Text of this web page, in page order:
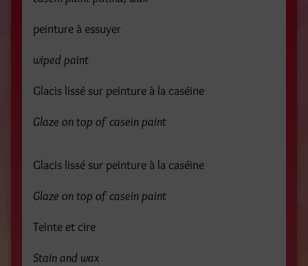
peinture à essuyer
wiped paint
Glacis lissé sur peinture à la caséine
Glaze on top of casein paint
Glacis lissé sur peinture à la caséine
Glaze on top of casein paint
Teinte et cire
Stain and wax